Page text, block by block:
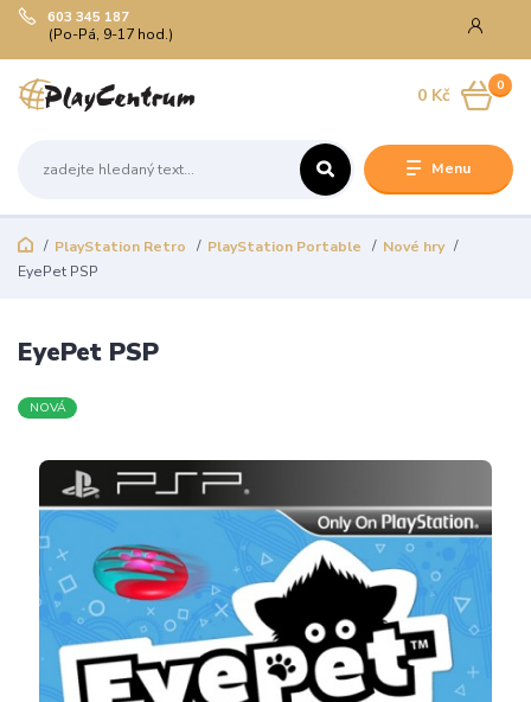
Menu
603 345 187
(Po-Pá, 9-17 hod.)
0
0 Kč
PlayStation Retro PlayStation Portable
Nové hry
EyePet PSP
EyePet PSP
NOVÁ